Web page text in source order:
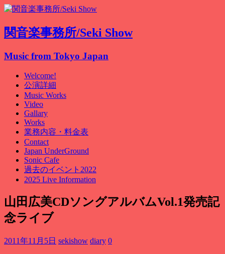
関音楽事務所/Seki Show
Music from Tokyo Japan
Welcome!
公演詳細
Music Works
Video
Gallary
Works
業務内容・料金表
Contact
Japan UnderGround
Sonic Cafe
過去のイベント2022
2025 Live Information
山田広美CDソングアルバムVol.1発売記
念ライブ
2011年11月5日 sekishow diary 0